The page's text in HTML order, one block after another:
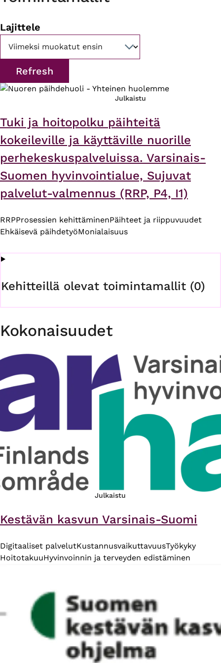
Lajittele
Julkaistu
Tuki ja hoitopolku päihteitä
kokeileville ja käyttäville nuorille
perhekeskuspalveluissa. Varsinais-
Suomen hyvinvointialue, Sujuvat
palvelut-valmennus (RRP, P4, I1)
RRPProsessien kehittäminenPäihteet ja riippuvuudet
Ehkäisevä päihdetyöMonialaisuus
Kehitteillä olevat toimintamallit (0)
Kokonaisuudet
Julkaistu
Kestävän kasvun Varsinais-Suomi
Digitaaliset palvelutKustannusvaikuttavuusTyökyky
HoitotakuuHyvinvoinnin ja terveyden edistäminen